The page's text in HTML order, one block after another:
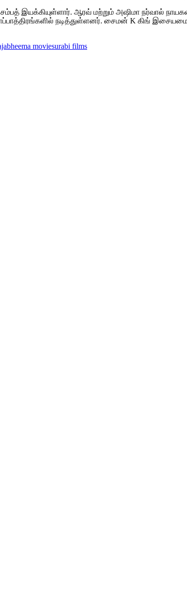
இயக்கியுள்ளார். ஆரவ் மற்றும் அஷிமா நர்வால்
நடித்துள்ளனர். சைமன் K கிங்
moviesurabi films